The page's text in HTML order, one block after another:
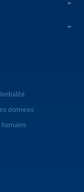
données